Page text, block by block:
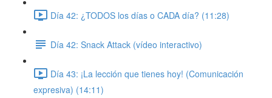
Día 42: ¿TODOS los días o CADA día? (11:28)
Día 42: Snack Attack (vídeo interactivo)
Día 43: ¡La lección que tienes hoy! (Comunicación
expresiva) (14:11)